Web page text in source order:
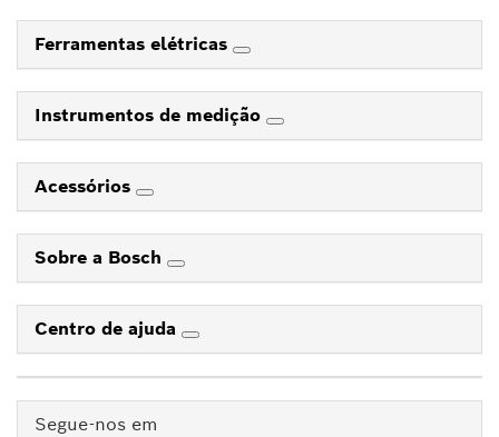
Ferramentas elétricas
Instrumentos de medição
Acessórios
Sobre a Bosch
Centro de ajuda
Segue-nos em